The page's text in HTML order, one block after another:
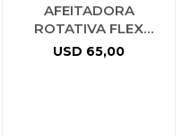
AFEITADORA
ROTATIVA FLEX
UFESA NANO CUT
USD 65,00